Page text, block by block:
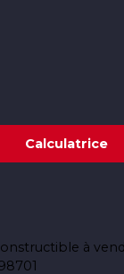
Calculatrice